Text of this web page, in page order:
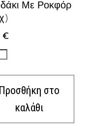
Με Ροκφόρ
€
Προσθήκη στο
καλάθι